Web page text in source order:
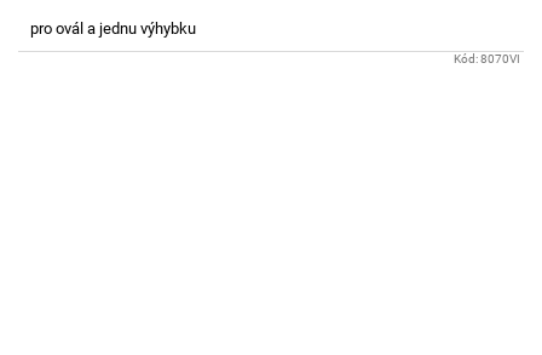
pro ovál a jednu výhybku
Kód:8070VI